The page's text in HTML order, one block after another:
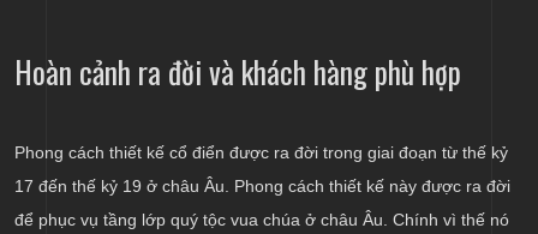
Hoàn cảnh ra đời và khách hàng phù hợp
Phong cách thiết kế cổ điển được ra đời trong giai đoạn từ thế kỷ
17 đến thế kỷ 19 ở châu Âu. Phong cách thiết kế này được ra đời
để phục vụ tầng lớp quý tộc vua chúa ở châu Âu. Chính vì thế nó